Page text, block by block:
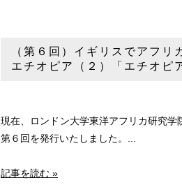
（第６回）イギリスでアフリ
エチオピア（２）「エチオピ
現在、ロンドン大学東洋アフリカ研究
第６回を発行いたしました。...
記事を読む »